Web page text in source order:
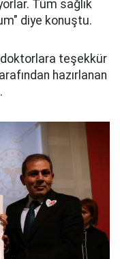
Tüm sağlık
diye konuştu.
doktorlara teşekkür
hazırlanan